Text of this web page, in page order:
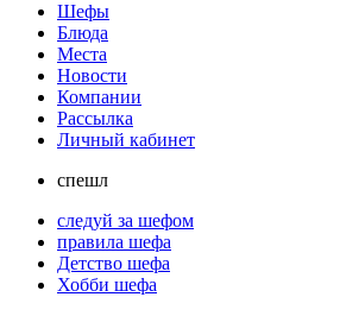
Шефы
Блюда
Места
Новости
Компании
Рассылка
Личный кабинет
спешл
следуй за шефом
правила шефа
Детство шефа
Хобби шефа